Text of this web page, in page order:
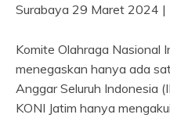
Surabaya 29 Maret 2024
Komite Olahraga Nasional
menegaskan hanya ada
Anggar Seluruh Indonesia
KONI Jatim hanya